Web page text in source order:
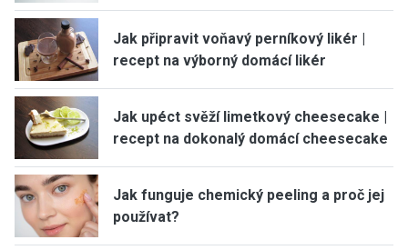
Jak připravit voňavý perníkový likér |
recept na výborný domácí likér
Jak upéct svěží limetkový cheesecake |
recept na dokonalý domácí cheesecake
Jak funguje chemický peeling a proč jej
používat?